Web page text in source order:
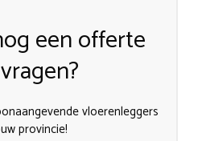
een offerte
vloerenleggers
provincie!